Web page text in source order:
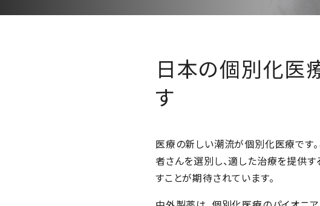
日本の個別化医
す
医療の新しい潮流が個別化医療です
者さんを選別し、適した治療を提供
すことが期待されています。